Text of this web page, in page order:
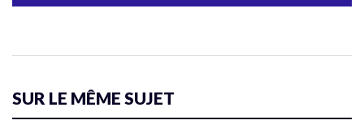
SUR LE MÊME SUJET